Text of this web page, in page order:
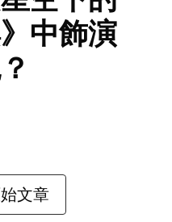
中飾演
文章